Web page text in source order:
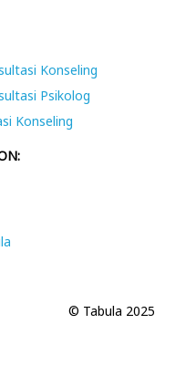
Konseling
Psikolog
Konseling
© Tabula 2025